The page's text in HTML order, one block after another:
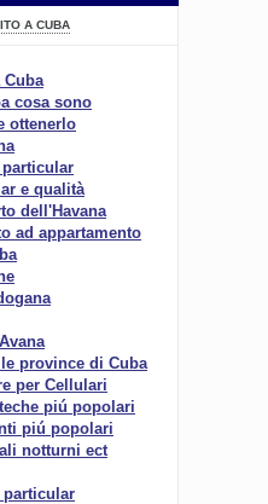
A CUBA
Cuba
cosa sono
ottenerlo
particular
e qualità
dell'Havana
ad appartamento
province di Cuba
per Cellulari
piú popolari
piú popolari
notturni ect
particular